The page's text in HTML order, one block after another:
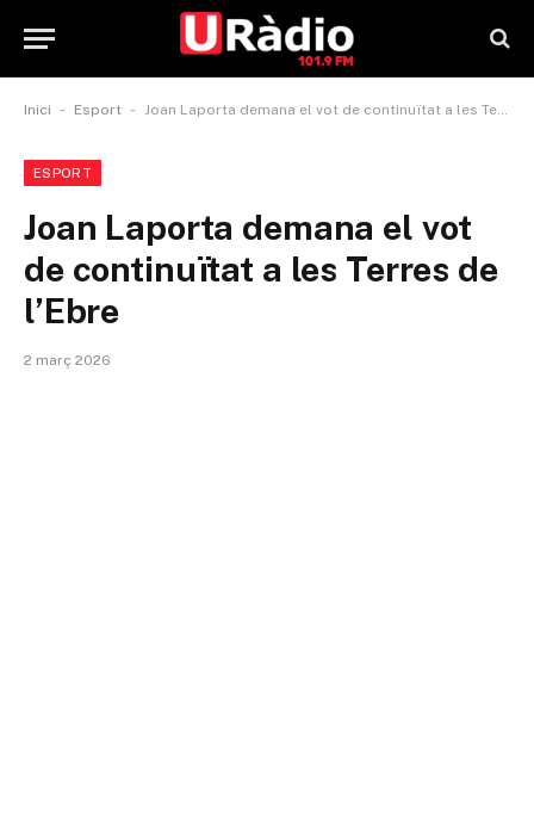
Inici - Esport - Joan Laporta demana el vot de continuïtat a les Terres de l’Ebre
ESPORT
Joan Laporta demana el vot
de continuïtat a les Terres de
l’Ebre
2 març 2026